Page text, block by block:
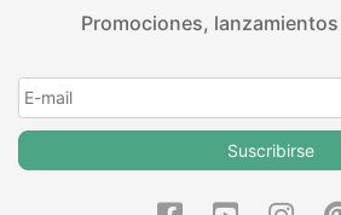
Promociones,
Suscribirse